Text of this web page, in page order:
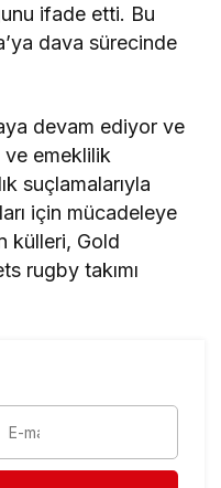
ifade etti. Bu
dava sürecinde
devam ediyor ve
ve emeklilik
suçlamalarıyla
için mücadeleye
külleri, Gold
rugby takımı